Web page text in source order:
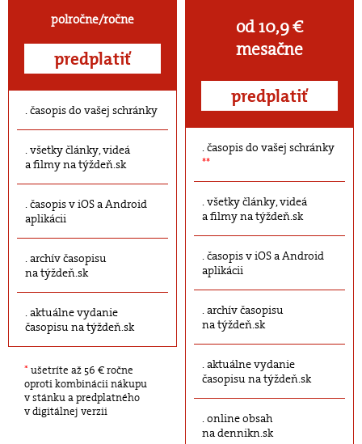
polročne/ročne
predplatiť
časopis do vašej schránky
všetky články, videá
a filmy na týždeň.sk
časopis v iOS a Android
aplikácii
archív časopisu
na týždeň.sk
aktuálne vydanie
časopisu na týždeň.sk
* ušetríte až 56 € ročne
oproti kombinácii nákupu
v stánku a predplatného
v digitálnej verzii
od 10,9 €
mesačne
predplatiť
časopis do vašej schránky
**
všetky články, videá
a filmy na týždeň.sk
časopis v iOS a Android
aplikácii
archív časopisu
na týždeň.sk
aktuálne vydanie
časopisu na týždeň.sk
online obsah
na dennikn.sk